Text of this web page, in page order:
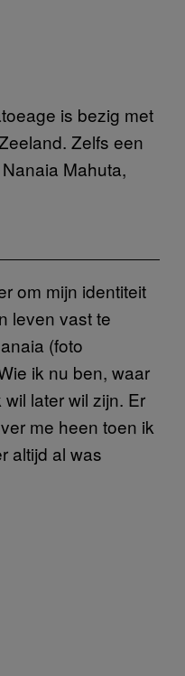
is bezig met
Zelfs een
Mahuta,
om mijn identiteit
leven vast te
(foto
ik nu ben, waar
later wil zijn. Er
me heen toen ik
altijd al was